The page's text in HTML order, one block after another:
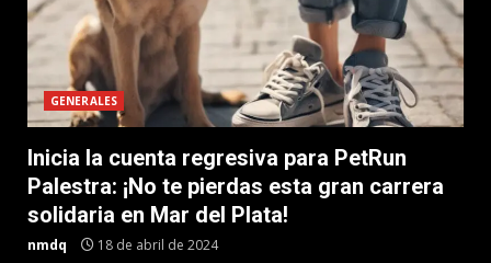
GENERALES
Inicia la cuenta regresiva para PetRun
Palestra: ¡No te pierdas esta gran carrera
solidaria en Mar del Plata!
nmdq 18 de abril de 2024